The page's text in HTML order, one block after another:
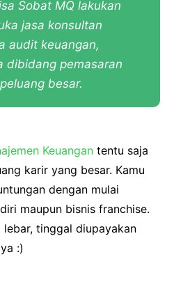
Sobat MQ lakukan
jasa konsultan
audit keuangan,
dibidang pemasaran
besar.
Keuangan tentu saja
karir yang besar. Kamu
dengan mulai
maupun bisnis franchise.
lebar, tinggal diupayakan
:)